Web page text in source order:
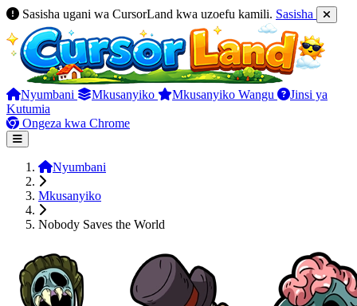
Sasisha ugani wa CursorLand kwa uzoefu kamili. Sasisha
Nyumbani Mkusanyiko Mkusanyiko Wangu
Jinsi ya
Kutumia
Ongeza kwa Chrome
Nyumbani
Mkusanyiko
Nobody Saves the World